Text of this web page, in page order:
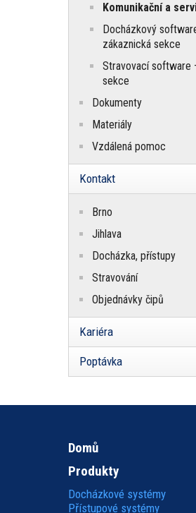
Komunikační a
Docházkový
zákaznická sekce
Stravovací software
sekce
Dokumenty
Materiály
Vzdálená pomoc
Kontakt
Brno
Jihlava
Docházka, přístupy
Stravování
Objednávky čipů
Kariéra
Poptávka
Hlavní
navigace
Domů
Produkty
Docházkové systémy
Přístupové systémy